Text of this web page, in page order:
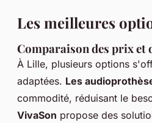
Les meilleures
Comparaison des prix et
À Lille, plusieurs options
adaptées. Les
commodité, réduisant le
VivaSon propose des